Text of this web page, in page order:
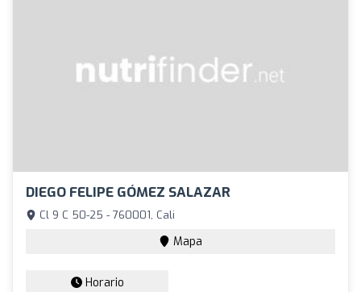
DIEGO FELIPE GÓMEZ SALAZAR
Cl 9 C 50-25 - 760001, Cali
Mapa
Horario